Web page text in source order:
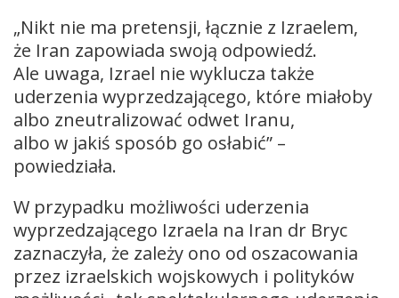
„Nikt nie ma pretensji, łącznie z Izraelem,
że Iran zapowiada swoją odpowiedź.
Ale uwaga, Izrael nie wyklucza także
uderzenia wyprzedzającego, które miałoby
albo zneutralizować odwet Iranu,
albo w jakiś sposób go osłabić” –
powiedziała.
W przypadku możliwości uderzenia
wyprzedzającego Izraela na Iran dr Bryc
zaznaczyła, że zależy ono od oszacowania
przez izraelskich wojskowych i polityków